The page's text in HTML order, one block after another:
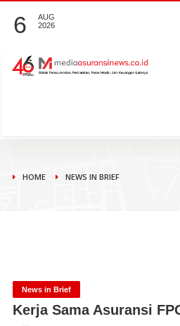
6
AUG
2026
HOME NEWS IN BRIEF
News in Brief
Kerja Sama Asuransi